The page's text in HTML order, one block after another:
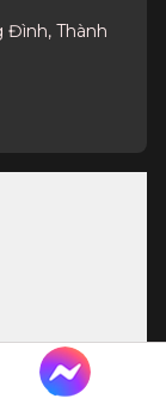
Đình, Thành